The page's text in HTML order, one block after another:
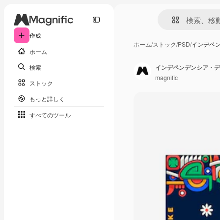
作成
ホーム
検索
ストック
もっと詳しく
すべてのツール
ホーム/ストック/PSD/インデペ
インデペンデンシア・
magnific